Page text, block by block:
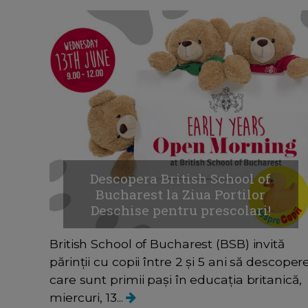
Descopera British School of
Bucharest la Ziua Portilor
Deschise pentru prescolari!
British School of Bucharest (BSB) invită
părinții cu copii între 2 și 5 ani să
care sunt primii pași în educația britanică,
miercuri, 13...